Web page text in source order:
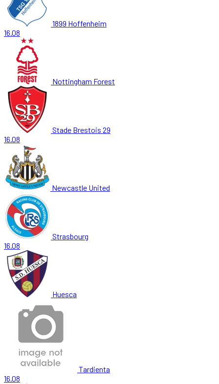
1899 Hoffenheim
16.08
Nottingham Forest
Stade Brestois 29
16.08
Newcastle United
Strasbourg
16.08
Huesca
Tardienta
16.08